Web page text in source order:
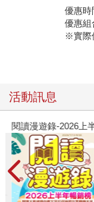
優惠時
優惠組
※實際
活動訊息
閱讀漫遊錄-2026上